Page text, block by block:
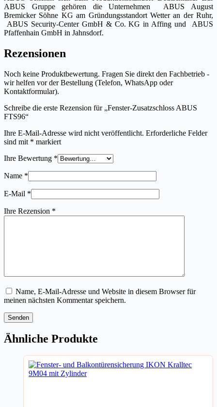
ABUS Gruppe gehören die Unternehmen ABUS August
Bremicker Söhne KG am Gründungsstandort Wetter an der Ruhr,
ABUS Security-Center GmbH & Co. KG in Affing und ABUS
Pfaffenhain GmbH in Jahnsdorf.
Rezensionen
Noch keine Produktbewertung. Fragen Sie direkt den Fachbetrieb -
wir helfen vor der Bestellung (Telefon, WhatsApp oder
Kontaktformular).
Schreibe die erste Rezension für „Fenster-Zusatzschloss ABUS
FTS96“
Ihre E-Mail-Adresse wird nicht veröffentlicht. Erforderliche Felder
sind mit * markiert
Ihre Bewertung *
Name *
E-Mail *
Ihre Rezension *
Name, E-Mail-Adresse und Website in diesem Browser für
meinen nächsten Kommentar speichern.
Senden
Ähnliche Produkte